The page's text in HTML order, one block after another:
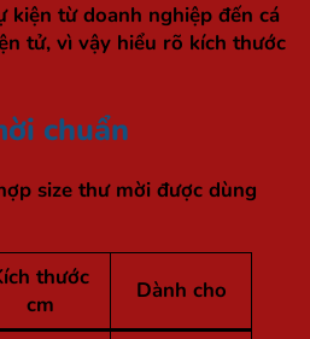
kiện từ doanh nghiệp đến cá
tử, vì vậy hiểu rõ kích thước
chuẩn
size thư mời được dùng
thước
cm
Dành cho